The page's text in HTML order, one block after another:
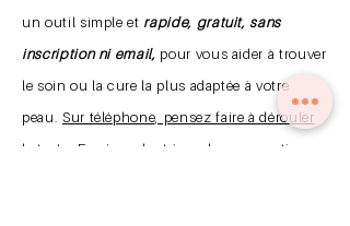
un outil simple et rapide, gratuit, sans
inscription ni email, pour vous aider à trouver
le soin ou la cure la plus adaptée à votre
peau. Sur téléphone, pensez faire à dérouler
le texte
. En répondant à quelques questions